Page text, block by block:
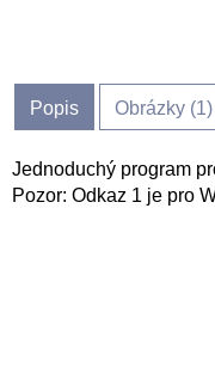
Popis Obrázky (1)
Jednoduchý program
Pozor: Odkaz 1 je pro